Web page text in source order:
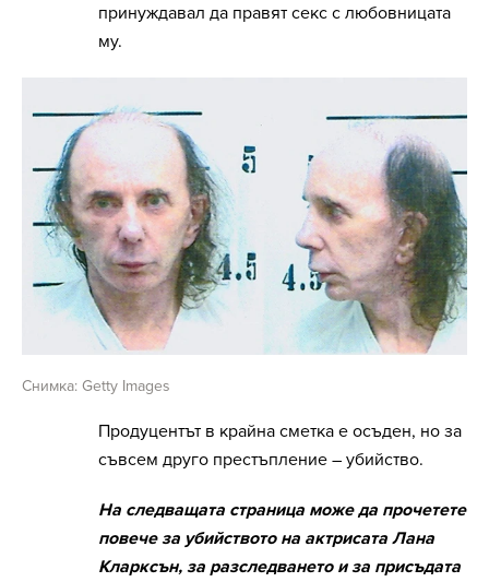
принуждавал да правят секс с любовницата
му.
Снимка: Getty Images
Продуцентът в крайна сметка е осъден, но за
съвсем друго престъпление – убийство.
На следващата страница може да прочетете
повече за убийството на актрисата Лана
Кларксън, за разследването и за присъдата